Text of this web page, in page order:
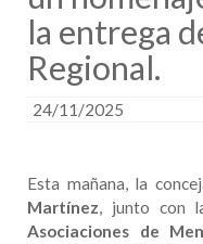
la entrega
Regional.
24/11/2025
Esta mañana, la
Martínez, junto con
Asociaciones de